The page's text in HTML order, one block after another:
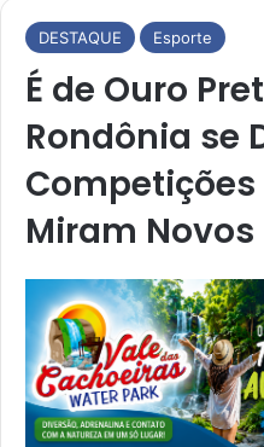
DESTAQUE Esporte
É de Ouro
Rondônia se
Miram